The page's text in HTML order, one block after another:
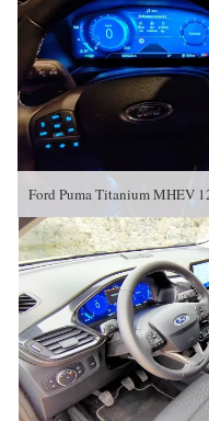
Ford Puma Titanium MHEV